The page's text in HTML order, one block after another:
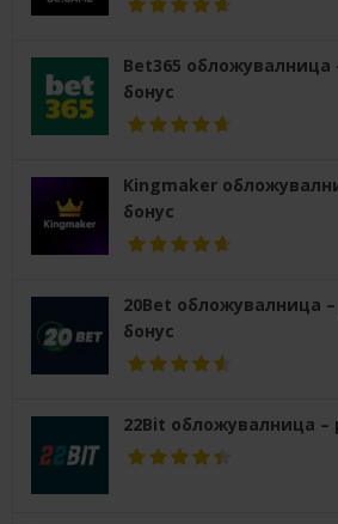
Bet365 обложувалница
бонус
Kingmaker
бонус
20Bet обложувалница
бонус
22Bit обложувалница –